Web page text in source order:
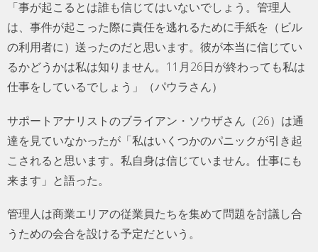
「事が起こるとは誰も信じてはいないでしょう。管理人
は、事件が起こった際に責任を逃れるために手紙を（ビル
の利用者に）送ったのだと思います。彼が本当に信じてい
るかどうかは私は知りません。11月26日が終わっても私は
仕事をしているでしょう」（パウラさん）
サポートアナリストのブライアン・ソウザさん（26）は通
達を見ていなかったが「私はいくつかのパニックが引き起
こされると思います。私自身は信じていません。仕事にも
来ます」と語った。
管理人は商業エリアの従業員たちを集めて問題を討議し合
うための会合を設ける予定だという。